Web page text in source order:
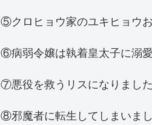
⑤クロヒョウ家のユキヒョウ
⑥病弱令嬢は執着皇太子に溺
⑦悪役を救うリスになりました
⑧邪魔者に転生してしまいま